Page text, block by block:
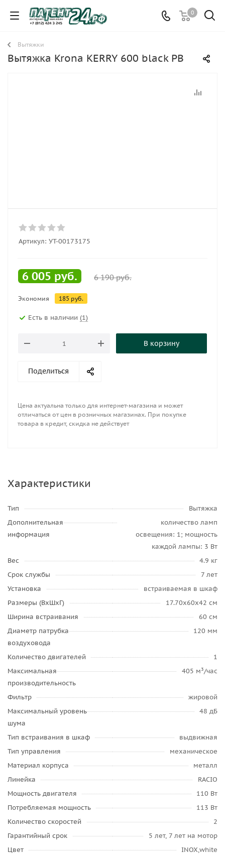
0
Вытяжки
Вытяжка Krona KERRY 600 black PB
Артикул: УТ-00173175
6 005 руб. 6 190руб.
Экономия 185 руб.
Есть в наличии (1)
В корзину
Поделиться
Цена актуальна только для интернет-магазина и может
отличаться от цен в розничных магазинах. При покупке
товара в кредит, скидка не действует
Характеристики
Тип
Вытяжка
Дополнительная
информация
количество ламп
освещения: 1; мощность
каждой лампы: 3 Вт
Вес
4.9 кг
Срок службы
7 лет
Установка
встраиваемая в шкаф
Размеры (ВхШхГ)
17.70х60х42 см
Ширина встраивания
60 см
Диаметр патрубка
воздуховода
120 мм
Количество двигателей
1
Максимальная
производительность
405 м³/час
Фильтр
жировой
Максимальный уровень
шума
48 дБ
Тип встраивания в шкаф
выдвижная
Тип управления
механическое
Материал корпуса
металл
Линейка
RACIO
Мощность двигателя
110 Вт
Потребляемая мощность
113 Вт
Количество скоростей
2
Гарантийный срок
5 лет, 7 лет на мотор
Цвет
INOX,white